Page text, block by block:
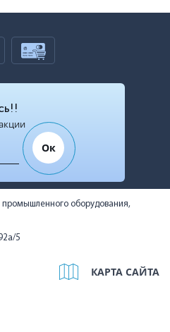
Ок
промышленного оборудования,
5
КАРТА САЙТА